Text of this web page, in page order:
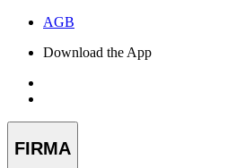
AGB
Download the App
FIRMA